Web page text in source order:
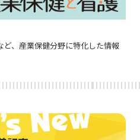
、産業保健分野に特化した情報